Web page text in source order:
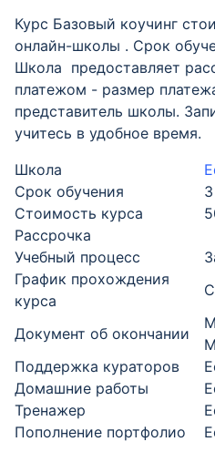
Курс Базовый коучинг
онлайн-школы . Срок
Школа предоставляет
платежом - размер
представитель школы.
учитесь в удобное время.
Школа
Срок обучения
Стоимость курса
Рассрочка
Учебный процесс
График прохождения
курса
Документ об окончании
Поддержка кураторов
Домашние работы
Тренажер
Пополнение портфолио